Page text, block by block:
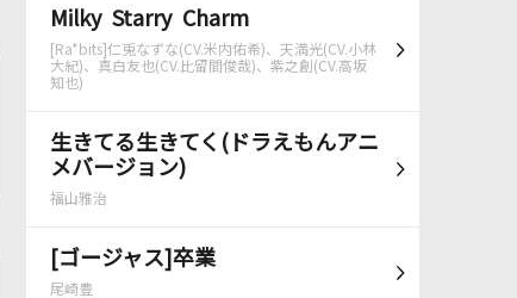
Milky Starry Charm
[Ra*bits]仁兎なずな(CV.米内佑希)、天満光(CV.小林
大紀)、真白友也(CV.比留間俊哉)、紫之創(CV.高坂
知也)
生きてる生きてく(ドラえもんアニ
メバージョン)
福山雅治
[ゴージャス]卒業
尾崎豊